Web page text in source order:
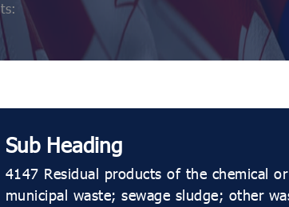
Sub Heading
4147 Residual products of the chemical
municipal waste; sewage sludge; other